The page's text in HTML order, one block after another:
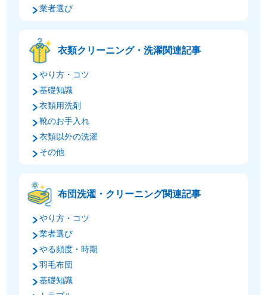
業者選び
衣類クリーニング・洗濯関連記事
やり方・コツ
基礎知識
衣類用洗剤
靴のお手入れ
衣類以外の洗濯
その他
布団洗濯・クリーニング関連記事
やり方・コツ
業者選び
やる頻度・時期
羽毛布団
基礎知識